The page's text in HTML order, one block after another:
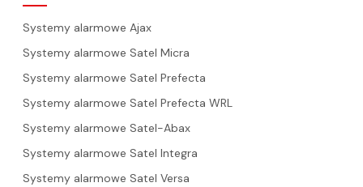
Systemy alarmowe Ajax
Systemy alarmowe Satel Micra
Systemy alarmowe Satel Prefecta
Systemy alarmowe Satel Prefecta WRL
Systemy alarmowe Satel-Abax
Systemy alarmowe Satel Integra
Systemy alarmowe Satel Versa